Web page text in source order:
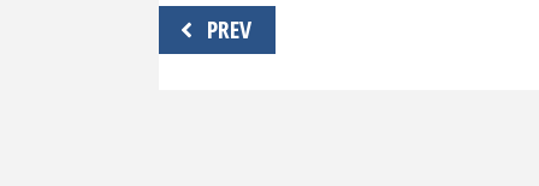
Навигация
по
PREV